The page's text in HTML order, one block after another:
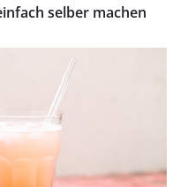
selber machen